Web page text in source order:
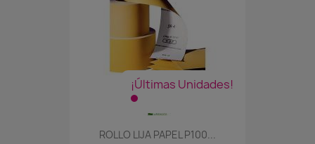
¡Últimas Unidades!
ROLLO LIJA PAPEL P100...